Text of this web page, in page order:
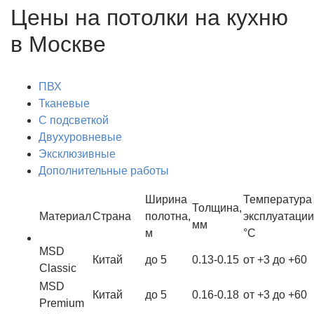
Цены на потолки на кухню
в Москве
ПВХ
Тканевые
С подсветкой
Двухуровневые
Эксклюзивные
Дополнительные работы
МатериалСтрана
Ширина
полотна,
м
Толщина,
мм
Температура
°С
MSD
Classic
Китай до 5 0.13-0.15 от +3 до +60
MSD
Premium
Китай до 5 0.16-0.18 от +3 до +60